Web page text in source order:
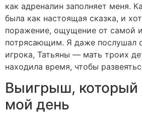
как адреналин заполняет меня.
была как настоящая сказка, и
поражение, ощущение от самой
потрясающим. Я даже послушал
игрока, Татьяны — мать троих
находила время, чтобы
Выигрыш, который
мой день